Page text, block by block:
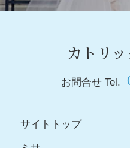
カトリ
お問合せ Tel.
サイトトップ